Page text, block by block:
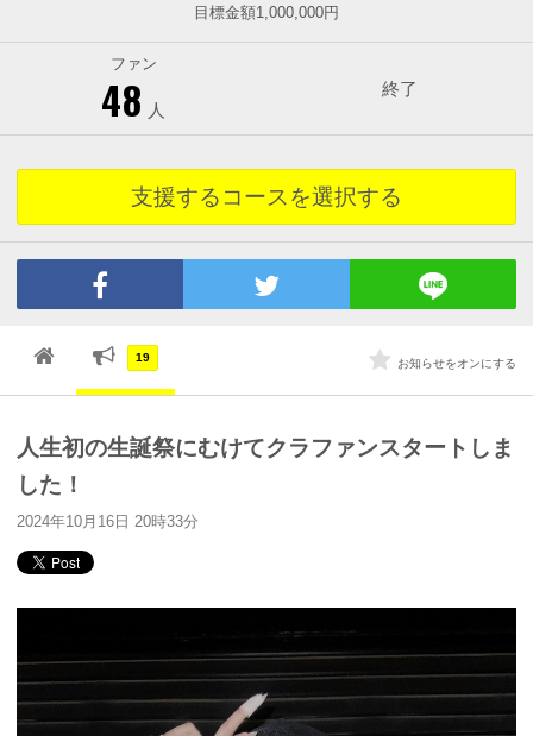
目標金額1,000,000円
ファン
48 人
終了
支援するコースを選択する
19 お知らせをオンにする
人生初の生誕祭にむけてクラファンスタートしま
した！
2024年10月16日 20時33分